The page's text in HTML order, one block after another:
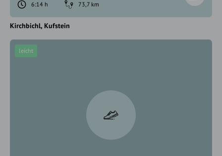
6:14 h
73,7 km
Kirchbichl Kufstein
leicht